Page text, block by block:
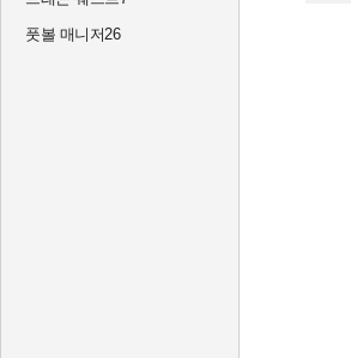
풋볼 매니저26